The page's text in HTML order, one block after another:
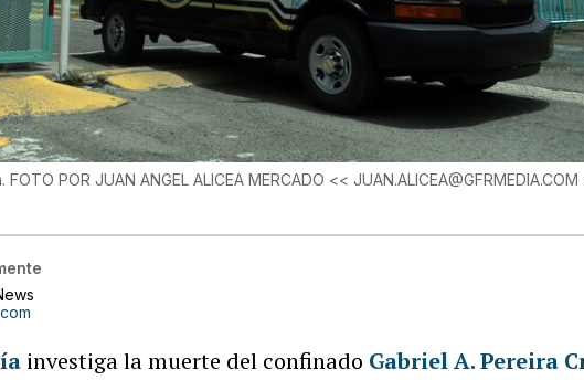
POR JUAN ANGEL ALICEA MERCADO <<
investiga la muerte del confinado Gabriel A. Pereira